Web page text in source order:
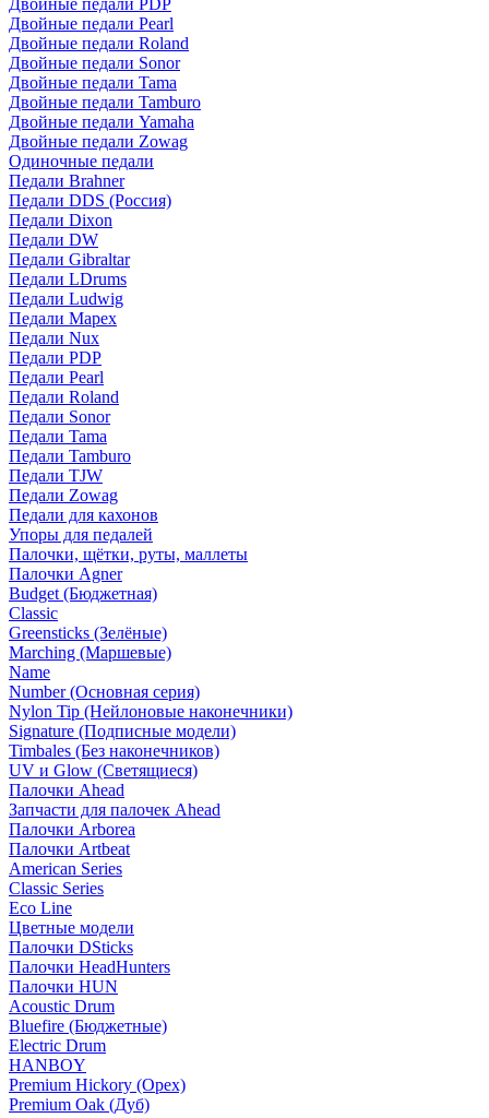
Двойные педали PDP
Двойные педали Pearl
Двойные педали Roland
Двойные педали Sonor
Двойные педали Tama
Двойные педали Tamburo
Двойные педали Yamaha
Двойные педали Zowag
Одиночные педали
Педали Brahner
Педали DDS (Россия)
Педали Dixon
Педали DW
Педали Gibraltar
Педали LDrums
Педали Ludwig
Педали Mapex
Педали Nux
Педали PDP
Педали Pearl
Педали Roland
Педали Sonor
Педали Tama
Педали Tamburo
Педали TJW
Педали Zowag
Педали для кахонов
Упоры для педалей
Палочки, щётки, руты, маллеты
Палочки Agner
Budget (Бюджетная)
Classic
Greensticks (Зелёные)
Marching (Маршевые)
Name
Number (Основная серия)
Nylon Tip (Нейлоновые наконечники)
Signature (Подписные модели)
Timbales (Без наконечников)
UV и Glow (Светящиеся)
Палочки Ahead
Запчасти для палочек Ahead
Палочки Arborea
Палочки Artbeat
American Series
Classic Series
Eco Line
Цветные модели
Палочки DSticks
Палочки HeadHunters
Палочки HUN
Acoustic Drum
Bluefire (Бюджетные)
Electric Drum
HANBOY
Premium Hickory (Орех)
Premium Oak (Дуб)